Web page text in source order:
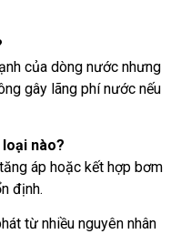
của dòng nước nhưng
gây lãng phí nước nếu
nào?
áp hoặc kết hợp bơm
định.
từ nhiều nguyên nhân